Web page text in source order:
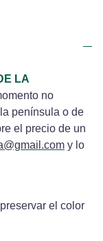
LA
no
península o de
el precio de un
y lo
el color